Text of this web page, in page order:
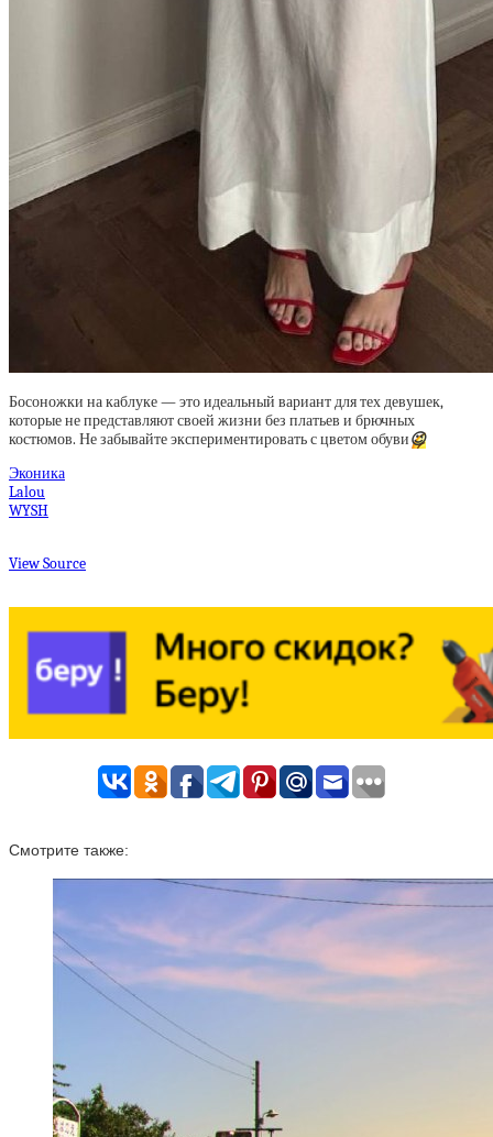
Босоножки на каблуке — это идеальный вариант для тех девушек,
которые не представляют своей жизни без платьев и брючных
костюмов. Не забывайте экспериментировать с цветом обуви😉
Эконика
Lalou
WYSH
View Source
Смотрите также: